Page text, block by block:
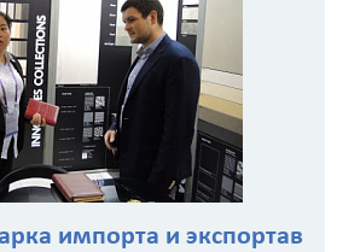
импорта и экспортав